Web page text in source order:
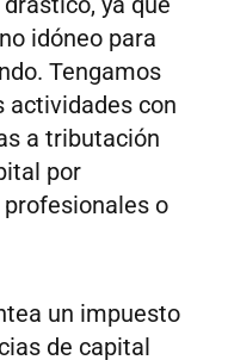
idóneo para
Tengamos
actividades con
a tributación
por
o
un impuesto
de capital